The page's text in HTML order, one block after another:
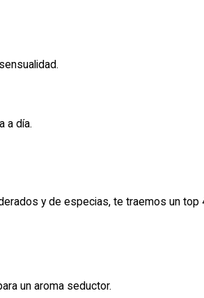
a día.
y de especias, te traemos un top
un aroma seductor.